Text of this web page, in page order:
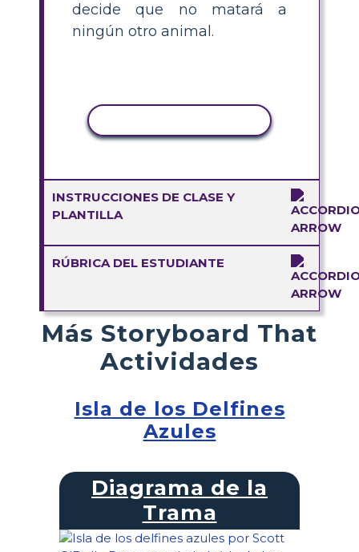
decide que no matará a
ningún otro animal.
INSTRUCCIONES DE CLASE Y
PLANTILLA
RÚBRICA DEL ESTUDIANTE
Más Storyboard That
Actividades
Isla de los Delfines
Azules
Diagrama de la
Trama